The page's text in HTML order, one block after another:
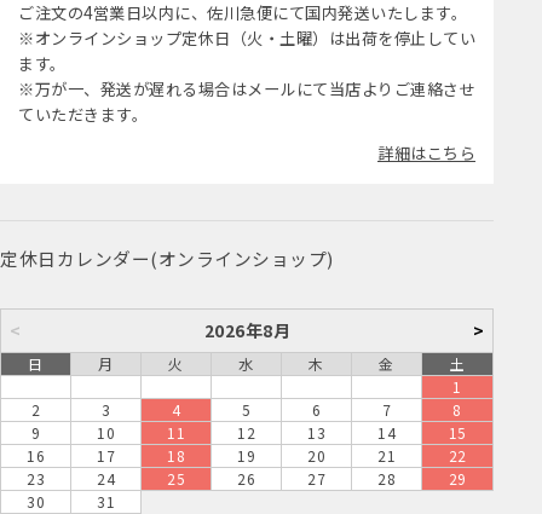
ご注文の4営業日以内に、佐川急便にて国内発送いたします。
※オンラインショップ定休日（火・土曜）は出荷を停止してい
ます。
※万が一、発送が遅れる場合はメールにて当店よりご連絡させ
ていただきます。
詳細はこちら
定休日カレンダー(オンラインショップ)
< 2026年8月 >
日 月 火 水 木 金
土
1
2
3 4 5 6 7
8
9
10 11 12 13 14
15
16
17 18 19 20 21
22
23
24 25 26 27 28
29
30
31